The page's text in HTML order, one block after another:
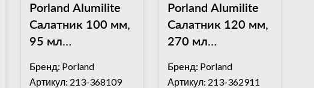
Porland Alumilite
Салатник 100 мм,
95 мл
Бренд: Porland
Артикул: 213-368109
Porland Alumilite
Салатник 120 мм,
270 мл
Бренд: Porland
Артикул: 213-362911